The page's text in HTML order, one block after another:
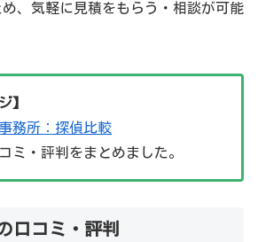
、気軽に見積をもらう・相談が可能
】
務所：探偵比較
ミ・評判をまとめました。
口コミ・評判